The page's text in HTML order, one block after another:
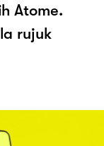
Atome.
rujuk